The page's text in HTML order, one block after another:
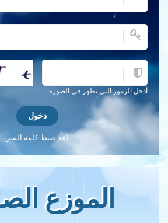
أدخل الرموز التي تظهر في الصورة.
احصل على
اعد ضبط كلمه السر
الموزع